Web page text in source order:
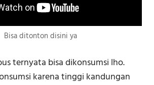
Bisa ditonton disini ya
ternyata bisa dikonsumsi lho.
karena tinggi kandungan